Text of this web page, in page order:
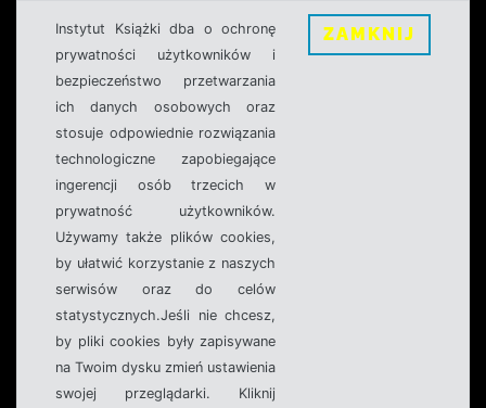
Instytut Książki dba o ochronę
prywatności użytkowników i
bezpieczeństwo przetwarzania
ich danych osobowych oraz
stosuje odpowiednie rozwiązania
technologiczne zapobiegające
ingerencji osób trzecich w
prywatność użytkowników.
Używamy także plików cookies,
by ułatwić korzystanie z naszych
serwisów oraz do celów
statystycznych.Jeśli nie chcesz,
by pliki cookies były zapisywane
na Twoim dysku zmień ustawienia
swojej przeglądarki. Kliknij
ZAMKNIJ